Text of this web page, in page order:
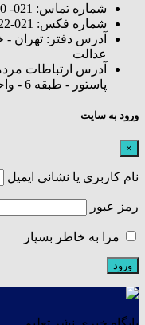
شماره تماس: 021- 000000
شماره فکس: 021-222222
آدرس دفتر: تهران -
عدالت
آدرس ارتباطات
پاستور - طبقه 6 - واحد 12
ورود به سایت
×
نام کاربری یا نشانی ایمیل
رمز عبور
مرا به خاطر بسپار